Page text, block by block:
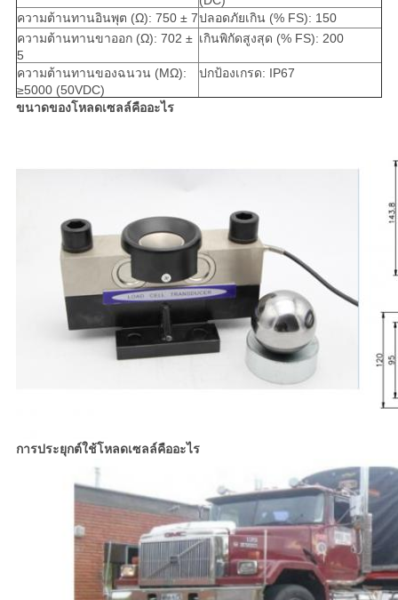
ความต้านทานอินพุต (Ω): 750 ± 7ปลอดภัยเกิน (% FS): 150
ความต้านทานขาออก (Ω): 702 ±
5
เกินพิกัดสูงสุด (% FS): 200
ความต้านทานของฉนวน (MΩ):
≥5000 (50VDC)
ปกป้องเกรด: IP67
ขนาดของโหลดเซลล์คืออะไร
การประยุกต์ใช้โหลดเซลล์คืออะไร